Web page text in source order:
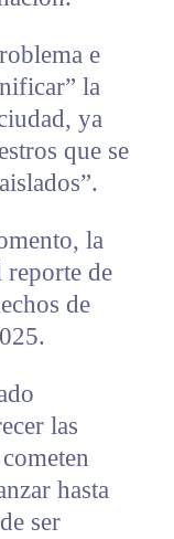
e
la
ya
que se
la
reporte de
de
las
hasta
ser